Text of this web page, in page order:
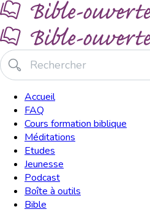
Accueil
FAQ
Cours formation biblique
Méditations
Etudes
Jeunesse
Podcast
Boîte à outils
Bible